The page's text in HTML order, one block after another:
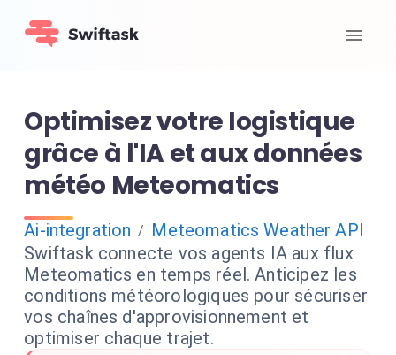
Optimisez votre logistique
grâce à l'IA et aux données
météo Meteomatics
Ai-integration / Meteomatics Weather API
Swiftask connecte vos agents IA aux flux
Meteomatics en temps réel. Anticipez les
conditions météorologiques pour sécuriser
vos chaînes d'approvisionnement et
optimiser chaque trajet.